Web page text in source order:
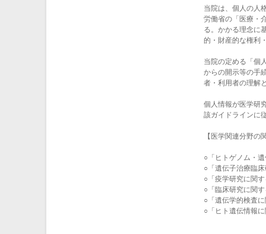
当院は、個人の人
労働省の「医療・
る。かかる理念に
的・財産的な権利
当院の定める「個
からの開示等の手
者・利用者の理解
個人情報が医学研
該ガイドラインに
【医学関連分野の
○「ヒトゲノム・
○「遺伝子治療臨
○「疫学研究に関
○「臨床研究に関
○「遺伝学的検査
○「ヒト遺伝情報